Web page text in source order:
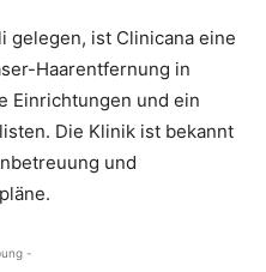
gelegen, ist Clinicana eine
Haarentfernung in
Einrichtungen und ein
Die Klinik ist bekannt
und
-